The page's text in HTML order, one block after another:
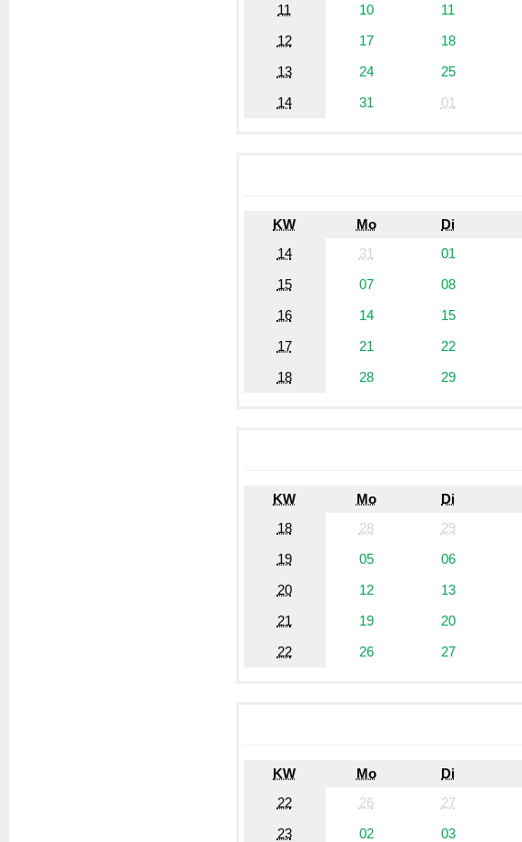
11
10 11
12
17 18
13
24 25
14
31 01
KW Mo Di
14
31 01
15
07 08
16
14 15
17
21 22
18
28 29
KW Mo Di
18
28 29
19
05 06
20
12 13
21
19 20
22
26 27
KW Mo Di
22
26 27
23
02 03